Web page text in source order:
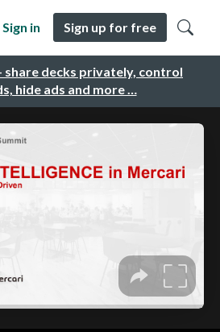
share decks privately, control
hide ads and more …
Sign in Sign up for free